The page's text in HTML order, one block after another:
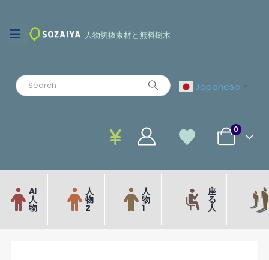
人物切抜素材と無料樹木
Japanese ▼
0
AI
人
物
人
物
2
人
物
1
座
る
人